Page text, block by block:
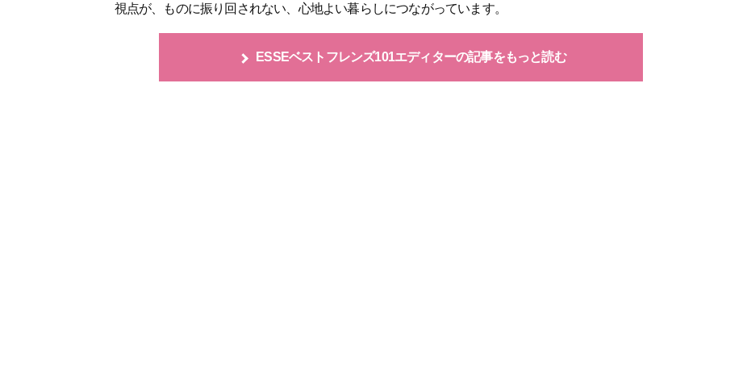
視点が、ものに振り回されない、心地よい暮らしにつながっています。
ESSEベストフレンズ101エディターの記事をもっと読む